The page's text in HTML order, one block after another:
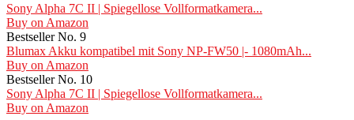
Sony Alpha 7C II | Spiegellose Vollformatkamera...
Buy on Amazon
Bestseller No. 9
Blumax Akku kompatibel mit Sony NP-FW50 |- 1080mAh...
Buy on Amazon
Bestseller No. 10
Sony Alpha 7C II | Spiegellose Vollformatkamera...
Buy on Amazon